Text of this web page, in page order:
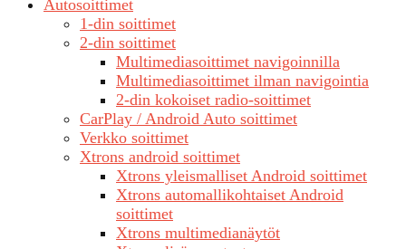
Autosoittimet
1-din soittimet
2-din soittimet
Multimediasoittimet navigoinnilla
Multimediasoittimet ilman navigointia
2-din kokoiset radio-soittimet
CarPlay / Android Auto soittimet
Verkko soittimet
Xtrons android soittimet
Xtrons yleismalliset Android soittimet
Xtrons automallikohtaiset Android
soittimet
Xtrons multimedianäytöt